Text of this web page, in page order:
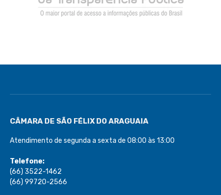
CÂMARA DE SÃO FÉLIX DO ARAGUAIA
Atendimento de segunda a sexta de 08:00 às 13:00
Telefone:
(66) 3522-1462
(66) 99720-2566